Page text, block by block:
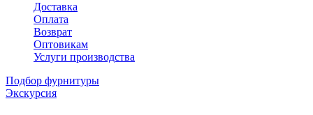
Доставка
Оплата
Возврат
Оптовикам
Услуги производства
Подбор фурнитуры
Экскурсия